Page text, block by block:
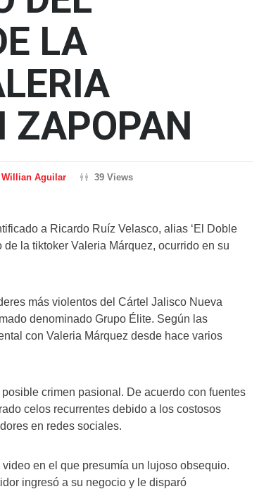
LA
ZAPOPAN
Willian Aguilar 39 Views
a Ricardo Ruíz Velasco, alias ‘El Doble
la tiktoker Valeria Márquez, ocurrido en su
más violentos del Cártel Jalisco Nueva
denominado Grupo Élite. Según las
con Valeria Márquez desde hace varios
crimen pasional. De acuerdo con fuentes
celos recurrentes debido a los costosos
en redes sociales.
en el que presumía un lujoso obsequio.
ingresó a su negocio y le disparó